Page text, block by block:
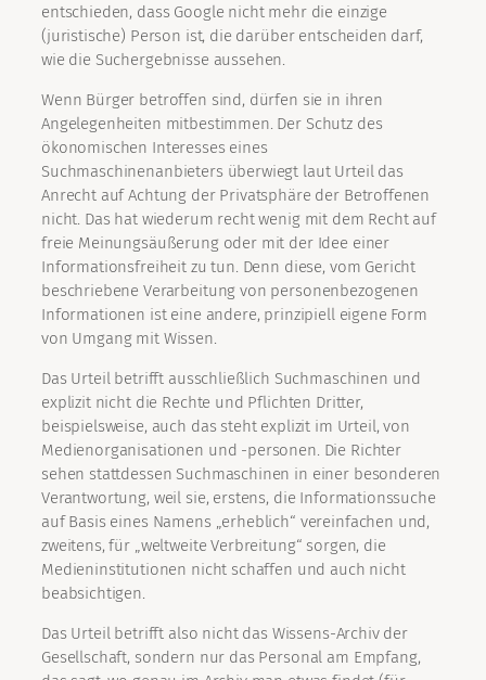
entschieden, dass Google nicht mehr die einzige
(juristische) Person ist, die darüber entscheiden darf,
wie die Suchergebnisse aussehen.
Wenn Bürger betroffen sind, dürfen sie in ihren
Angelegenheiten mitbestimmen. Der Schutz des
ökonomischen Interesses eines
Suchmaschinenanbieters überwiegt laut Urteil das
Anrecht auf Achtung der Privatsphäre der Betroffenen
nicht. Das hat wiederum recht wenig mit dem Recht auf
freie Meinungsäußerung oder mit der Idee einer
Informationsfreiheit zu tun. Denn diese, vom Gericht
beschriebene Verarbeitung von personenbezogenen
Informationen ist eine andere, prinzipiell eigene Form
von Umgang mit Wissen.
Das Urteil betrifft ausschließlich Suchmaschinen und
explizit nicht die Rechte und Pflichten Dritter,
beispielsweise, auch das steht explizit im Urteil, von
Medienorganisationen und -personen. Die Richter
sehen stattdessen Suchmaschinen in einer besonderen
Verantwortung, weil sie, erstens, die Informationssuche
auf Basis eines Namens „erheblich“ vereinfachen und,
zweitens, für „weltweite Verbreitung“ sorgen, die
Medieninstitutionen nicht schaffen und auch nicht
beabsichtigen.
Das Urteil betrifft also nicht das Wissens-Archiv der
Gesellschaft, sondern nur das Personal am Empfang,